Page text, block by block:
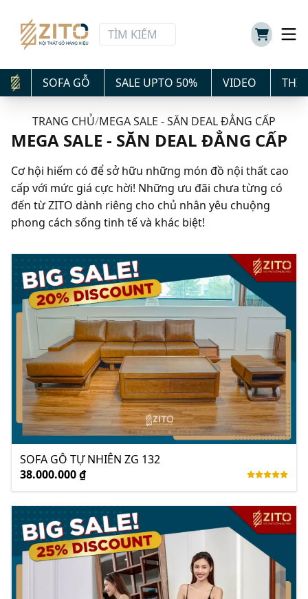
SOFA GỖ SALE UPTO 50% VIDEO
TRANG CHỦ/MEGA SALE - SĂN DEAL ĐẲNG CẤP
MEGA SALE - SĂN DEAL ĐẲNG CẤP
Cơ hội hiếm có để sở hữu những món đồ nội thất cao
cấp với mức giá cực hời! Những ưu đãi chưa từng có
đến từ ZITO dành riêng cho chủ nhân yêu chuộng
phong cách sống tinh tế và khác biệt!
SOFA GỖ TỰ NHIÊN ZG 132
38.000.000 ₫